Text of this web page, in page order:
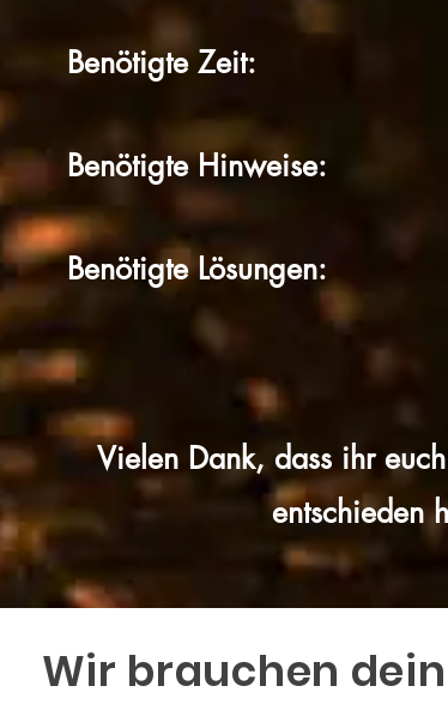
Benötigte Zeit:
Benötigte Hinweise:
Benötigte Lösungen:
Vielen Dank, dass ihr
entschieden
Wir brauchen